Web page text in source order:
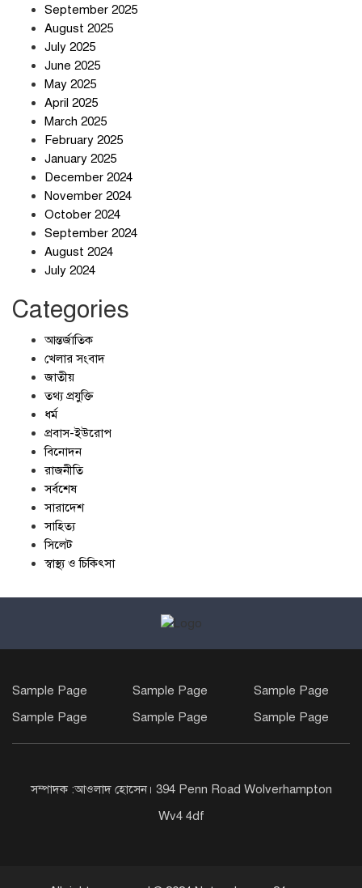
September 2025
August 2025
July 2025
June 2025
May 2025
April 2025
March 2025
February 2025
January 2025
December 2024
November 2024
October 2024
September 2024
August 2024
July 2024
Categories
আন্তর্জাতিক
খেলার সংবাদ
জাতীয়
তথ্য প্রযুক্তি
ধর্ম
প্রবাস-ইউরোপ
বিনোদন
রাজনীতি
সর্বশেষ
সারাদেশ
সাহিত্য
সিলেট
স্বাস্থ্য ও চিকিৎসা
Sample Page Sample Page
Sample Page
Sample Page
Sample Page Sample Page
সম্পাদক :আওলাদ হোসেন। 394 Penn Road Wolverhampton
Wv4 4df